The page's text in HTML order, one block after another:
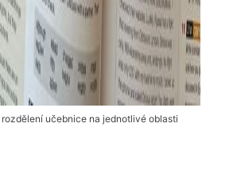
rozdělení učebnice na jednotlivé oblasti